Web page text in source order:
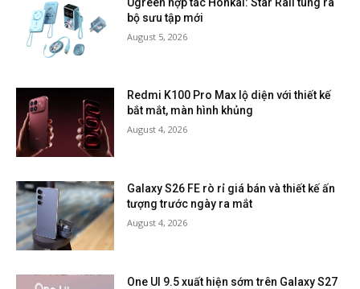
bộ sưu tập mới
August 5, 2026
Redmi K100 Pro Max lộ diện với thiết kế
bắt mắt, màn hình khủng
August 4, 2026
Galaxy S26 FE rò rỉ giá bán và thiết kế ấn
tượng trước ngày ra mắt
August 4, 2026
One UI 9.5 xuất hiện sớm trên Galaxy S27